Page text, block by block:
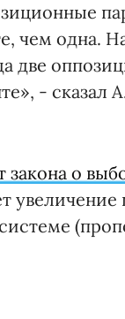
чем одна.
две
- сказал
закона о